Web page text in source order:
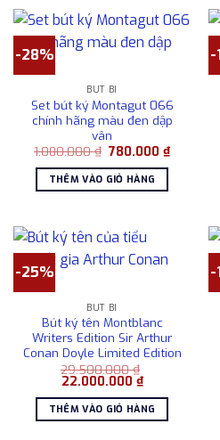
-28%
BÚT BI
Set bút ký Montagut 066
chính hãng màu đen dập
vân
1.080.000₫ Giá
là:
1.080.000 ₫.
780.000₫Giá
THÊM VÀO GIỎ HÀNG
-
-25%
BÚT BI
Bút ký tên Montblanc
Writers Edition Sir Arthur
Conan Doyle Limited Edition
29.500.000₫
Giá
là:
29.500.000 ₫.
22.000.000 ₫Giá
hiện
tại
là:
22.000.000 ₫.
THÊM VÀO GIỎ HÀNG
-